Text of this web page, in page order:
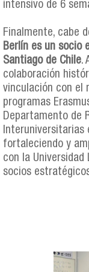
intensivo de 6
Finalmente, cabe
Berlín es un socio
Santiago de Chile.
colaboración
vinculación con el
programas
Departamento de
fortaleciendo y
con la
socios